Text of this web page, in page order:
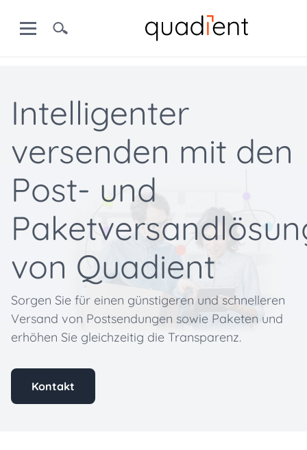
Intelligenter
versenden mit den
Post- und
von Quadient
Sorgen Sie für einen günstigeren und schnelleren
Versand von Postsendungen sowie Paketen und
erhöhen Sie gleichzeitig die Transparenz.
Kontakt